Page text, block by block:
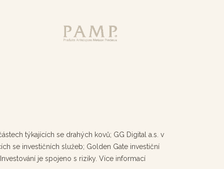
týkajících se drahých kovů; GG Digital a.s. v
se investičních služeb; Golden Gate investiční
je spojeno s riziky. Více informací